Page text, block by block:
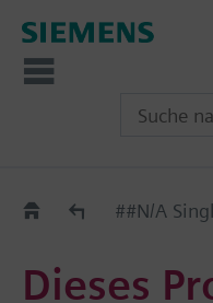
Old2New##N/A
Dieses